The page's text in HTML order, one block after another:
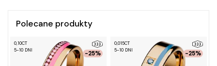
Polecane produkty
-25%
0,10CT
5-10 DNI
-25%
0,015CT
5-10 DNI